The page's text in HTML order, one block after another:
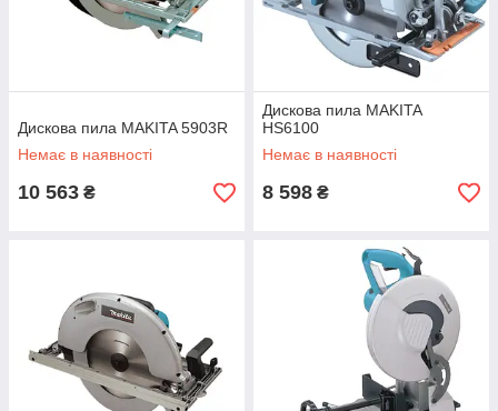
Дискова пила MAKITA 5903R
Немає в наявності
10 563 ₴
Дискова пила MAKITA
HS6100
Немає в наявності
8 598 ₴